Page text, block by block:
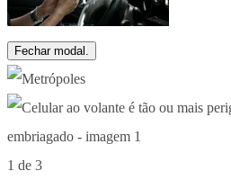
Fechar modal.
1 de 3